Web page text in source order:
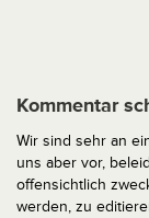
Kommentar
Wir sind sehr an
uns aber vor,
offensichtlich
werden, zu